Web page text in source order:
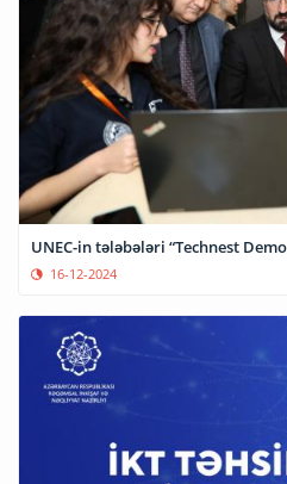
UNEC-in tələbələri “Technest
16-12-2024